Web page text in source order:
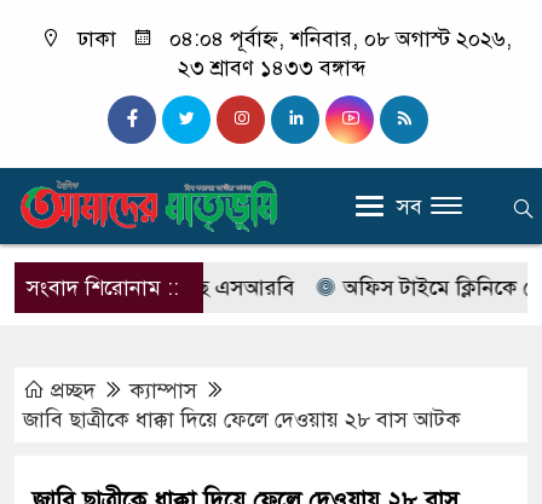
ঢাকা
০৪:০৪ পূর্বাহ্ন, শনিবার, ০৮ অগাস্ট ২০২৬,
২৩ শ্রাবণ ১৪৩৩ বঙ্গাব্দ
সব
সংবাদ শিরোনাম ::
নাম বদলে আসছে এসআরবি অফিস টাইমে ক্লিনিকে রোগী
প্রচ্ছদ
ক্যাম্পাস
জাবি ছাত্রীকে ধাক্কা দিয়ে ফেলে দেওয়ায় ২৮ বাস আটক